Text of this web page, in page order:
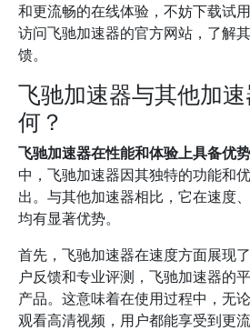
和更流畅的在线体验，不妨下载试
访问飞驰加速器的官方网站，了解
馈。
飞驰加速器与其他加
何？
飞驰加速器在性能和体验上具备优势
中，飞驰加速器因其独特的功能和
出。与其他加速器相比，它在速度
均有显著优势。
首先，飞驰加速器在速度方面展现
户反馈和专业评测，飞驰加速器的
产品。这意味着在使用过程中，无
观看高清视频，用户都能享受到更